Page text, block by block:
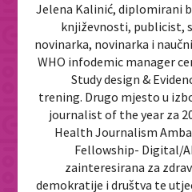
Jelena Kalinić, diplomirani
književnosti, publicist,
novinarka, novinarka i
WHO infodemic manager
Study design &
trening. Drugo mjesto u
journalist of the year za
Health Journalism
Fellowship- Digital/
zainteresirana za
demokratije i društva te